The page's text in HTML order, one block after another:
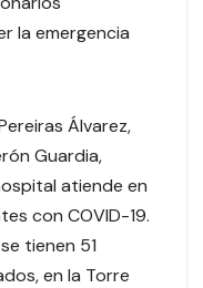
la emergencia
Álvarez,
Guardia,
atiende en
con COVID-19.
tienen 51
en la Torre